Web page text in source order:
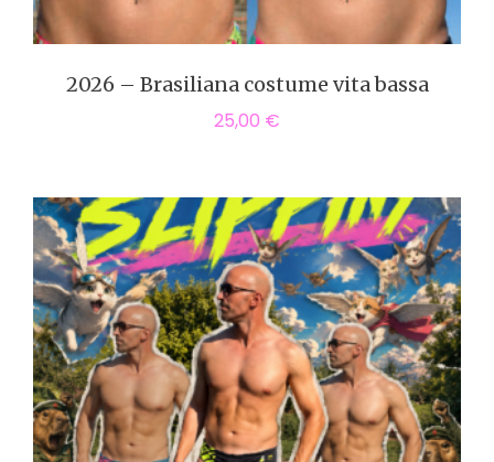
2026 – Brasiliana costume vita bassa
25,00 €